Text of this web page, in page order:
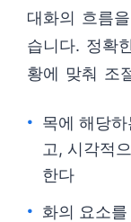
대화의 흐름
습니다. 정확
황에 맞춰 조
목에 해당
고, 시각적
한다
화의 요소